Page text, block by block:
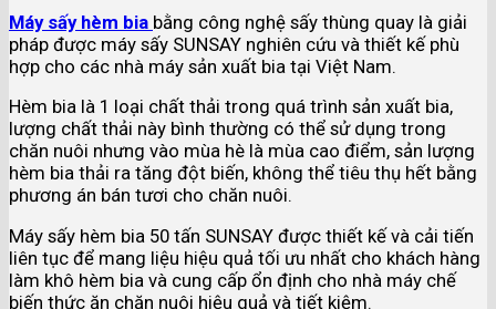
Máy sấy hèm bia bằng công nghệ sấy thùng quay là giải
pháp được máy sấy SUNSAY nghiên cứu và thiết kế phù
hợp cho các nhà máy sản xuất bia tại Việt Nam.
Hèm bia là 1 loại chất thải trong quá trình sản xuất bia,
lượng chất thải này bình thường có thể sử dụng trong
chăn nuôi nhưng vào mùa hè là mùa cao điểm, sản lượng
hèm bia thải ra tăng đột biến, không thể tiêu thụ hết bằng
phương án bán tươi cho chăn nuôi.
Máy sấy hèm bia 50 tấn SUNSAY được thiết kế và cải tiến
liên tục để mang liệu hiệu quả tối ưu nhất cho khách hàng
làm khô hèm bia và cung cấp ổn định cho nhà máy chế
biến thức ăn chăn nuôi hiệu quả và tiết kiệm.